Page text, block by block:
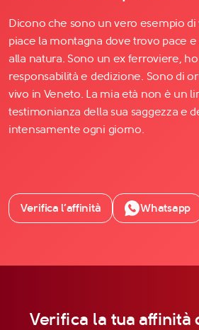
Dicono che sono un vero esempio
piace la montagna dove trovo pace
alla natura. Sono un ex ferroviere,
responsabilità e dedizione. Sono di
vivo in Veneto. La mia età non è un
testimonianza della sua saggezza e
intensamente ogni giorno.
Verifica l’affinità Whatsapp
Verifica la tua affinità